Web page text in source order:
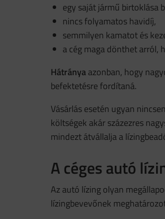
egy saját jármű birtoklása
nincs folyamatos havidíj,
semmilyen kamatot és
a cég maga dönthet arról,
Hátrányaazonban, hogy
befektetésre fordítaná.
Vásárlás esetén ugyan
költségek akár százezres
mindezt átvállalja a
A céges autó
Az autó lízing olyan
lízingbevevőnek